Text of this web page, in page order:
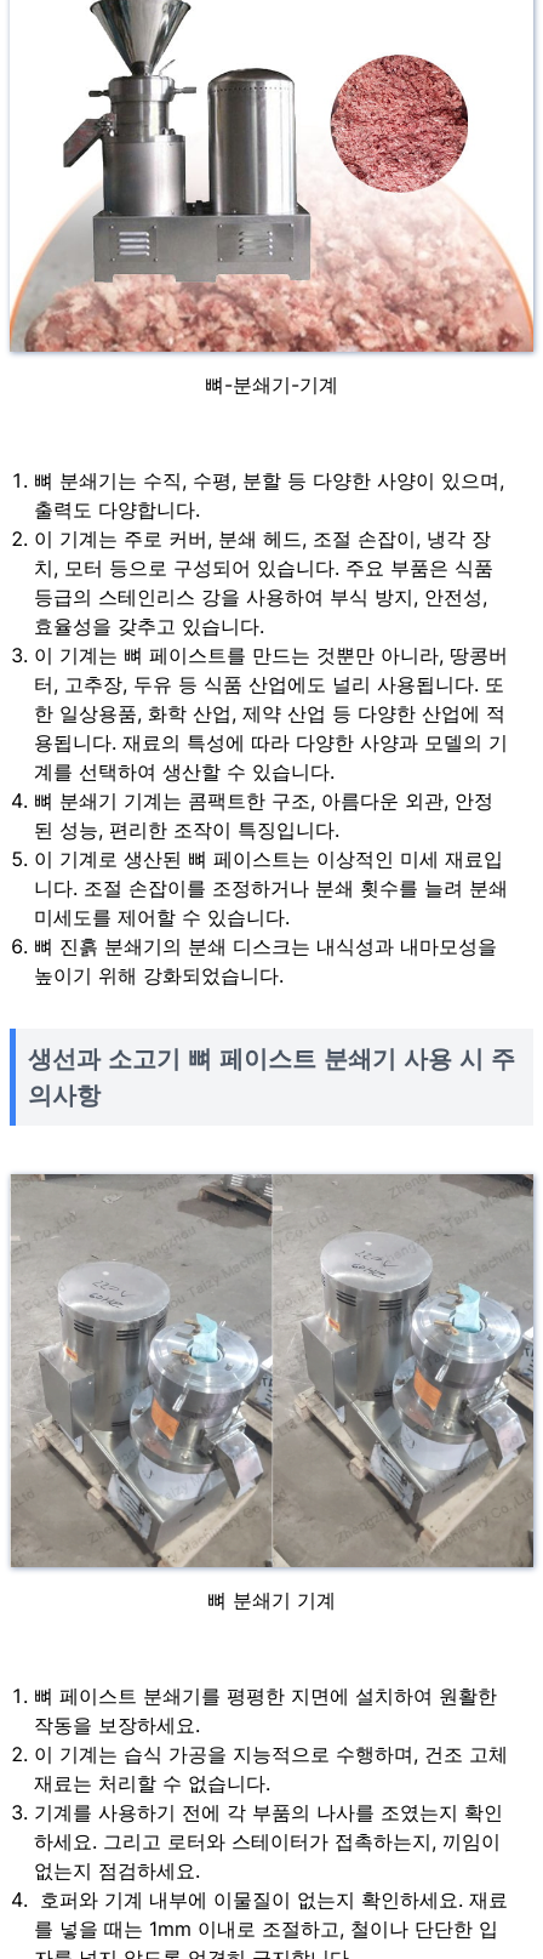
뼈-분쇄기-기계
뼈 분쇄기는 수직, 수평, 분할 등 다양한 사양이 있으며,
출력도 다양합니다.
이 기계는 주로 커버, 분쇄 헤드, 조절 손잡이, 냉각 장
치, 모터 등으로 구성되어 있습니다. 주요 부품은 식품
등급의 스테인리스 강을 사용하여 부식 방지, 안전성,
효율성을 갖추고 있습니다.
이 기계는 뼈 페이스트를 만드는 것뿐만 아니라, 땅콩버
터, 고추장, 두유 등 식품 산업에도 널리 사용됩니다. 또
한 일상용품, 화학 산업, 제약 산업 등 다양한 산업에 적
용됩니다. 재료의 특성에 따라 다양한 사양과 모델의 기
계를 선택하여 생산할 수 있습니다.
뼈 분쇄기 기계는 콤팩트한 구조, 아름다운 외관, 안정
된 성능, 편리한 조작이 특징입니다.
이 기계로 생산된 뼈 페이스트는 이상적인 미세 재료입
니다. 조절 손잡이를 조정하거나 분쇄 횟수를 늘려 분쇄
미세도를 제어할 수 있습니다.
뼈 진흙 분쇄기의 분쇄 디스크는 내식성과 내마모성을
높이기 위해 강화되었습니다.
생선과 소고기 뼈 페이스트 분쇄기 사용 시 주
의사항
뼈 분쇄기 기계
뼈 페이스트 분쇄기를 평평한 지면에 설치하여 원활한
작동을 보장하세요.
이 기계는 습식 가공을 지능적으로 수행하며, 건조 고체
재료는 처리할 수 없습니다.
기계를 사용하기 전에 각 부품의 나사를 조였는지 확인
하세요. 그리고 로터와 스테이터가 접촉하는지, 끼임이
없는지 점검하세요.
호퍼와 기계 내부에 이물질이 없는지 확인하세요. 재료
를 넣을 때는 1mm 이내로 조절하고, 철이나 단단한 입